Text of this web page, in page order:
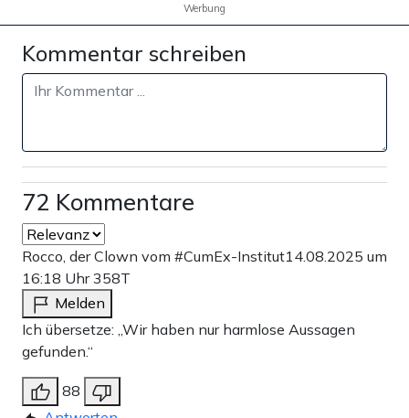
Werbung
Kommentar schreiben
72 Kommentare
Rocco, der Clown vom #CumEx-Institut14.08.2025 um
16:18 Uhr358T
Melden
Ich übersetze: „Wir haben nur harmlose Aussagen
gefunden.“
88